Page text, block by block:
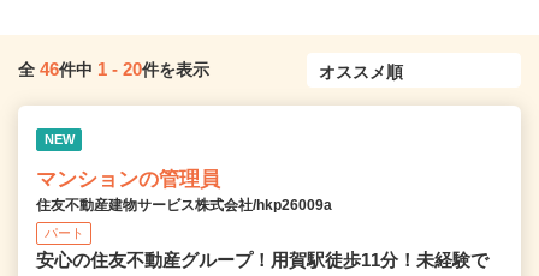
全 46件中 1 - 20件を表示
NEW
マンションの管理員
住友不動産建物サービス株式会社/hkp26009a
パート
安心の住友不動産グループ！用賀駅徒歩11分！未経験で